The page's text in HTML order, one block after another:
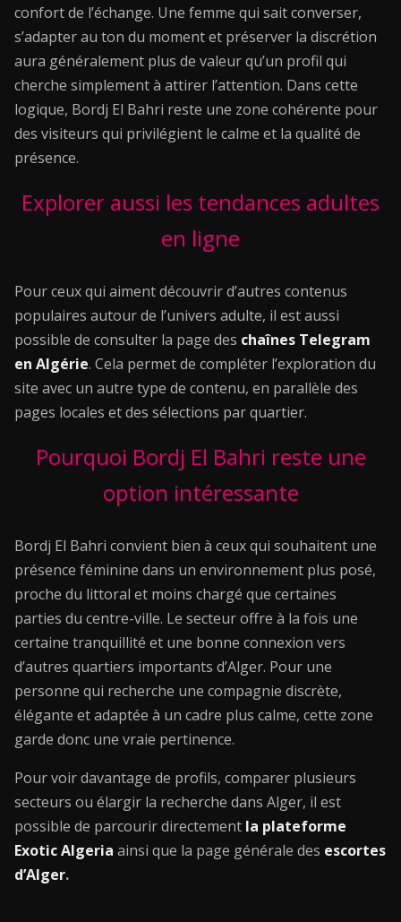
confort de l’échange. Une femme qui sait converser,
s’adapter au ton du moment et préserver la discrétion
aura généralement plus de valeur qu’un profil qui
cherche simplement à attirer l’attention. Dans cette
logique, Bordj El Bahri reste une zone cohérente pour
des visiteurs qui privilégient le calme et la qualité de
présence.
Explorer aussi les tendances adultes
en ligne
Pour ceux qui aiment découvrir d’autres contenus
populaires autour de l’univers adulte, il est aussi
possible de consulter la page des chaînes Telegram
en Algérie. Cela permet de compléter l’exploration du
site avec un autre type de contenu, en parallèle des
pages locales et des sélections par quartier.
Pourquoi Bordj El Bahri reste une
option intéressante
Bordj El Bahri convient bien à ceux qui souhaitent une
présence féminine dans un environnement plus posé,
proche du littoral et moins chargé que certaines
parties du centre-ville. Le secteur offre à la fois une
certaine tranquillité et une bonne connexion vers
d’autres quartiers importants d’Alger. Pour une
personne qui recherche une compagnie discrète,
élégante et adaptée à un cadre plus calme, cette zone
garde donc une vraie pertinence.
Pour voir davantage de profils, comparer plusieurs
secteurs ou élargir la recherche dans Alger, il est
possible de parcourir directement la plateforme
Exotic Algeria ainsi que la page générale des escortes
d’Alger.